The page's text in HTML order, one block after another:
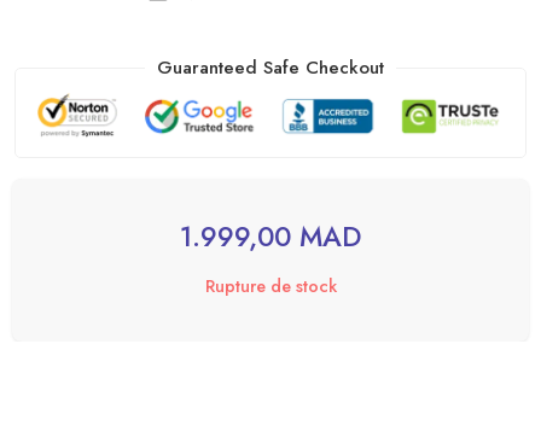
Guaranteed Safe Checkout
1.999,00 MAD
Rupture de stock